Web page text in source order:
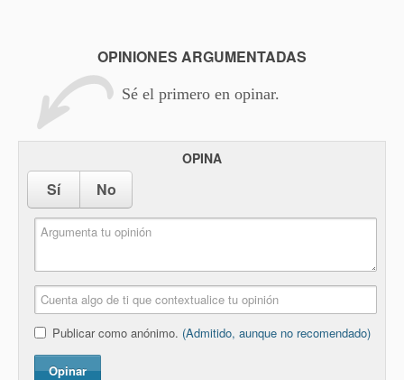
OPINIONES ARGUMENTADAS
Sé el primero en opinar.
OPINA
Sí No
Publicar como anónimo. (Admitido, aunque no recomendado)
Opinar